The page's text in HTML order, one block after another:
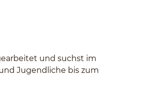
und suchst im
Jugendliche bis zum